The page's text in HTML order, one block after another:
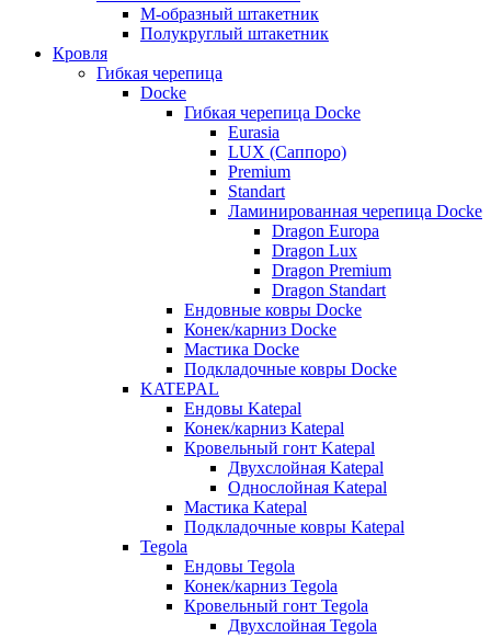
М-образный штакетник
Полукруглый штакетник
Кровля
Гибкая черепица
Docke
Гибкая черепица Docke
Eurasia
LUX (Саппоро)
Premium
Standart
Ламинированная черепица Docke
Dragon Europa
Dragon Lux
Dragon Premium
Dragon Standart
Ендовные ковры Docke
Конек/карниз Docke
Мастика Docke
Подкладочные ковры Docke
KATEPAL
Ендовы Katepal
Конек/карниз Katepal
Кровельный гонт Katepal
Двухслойная Katepal
Однослойная Katepal
Мастика Katepal
Подкладочные ковры Katepal
Tegola
Ендовы Tegola
Конек/карниз Tegola
Кровельный гонт Tegola
Двухслойная Tegola